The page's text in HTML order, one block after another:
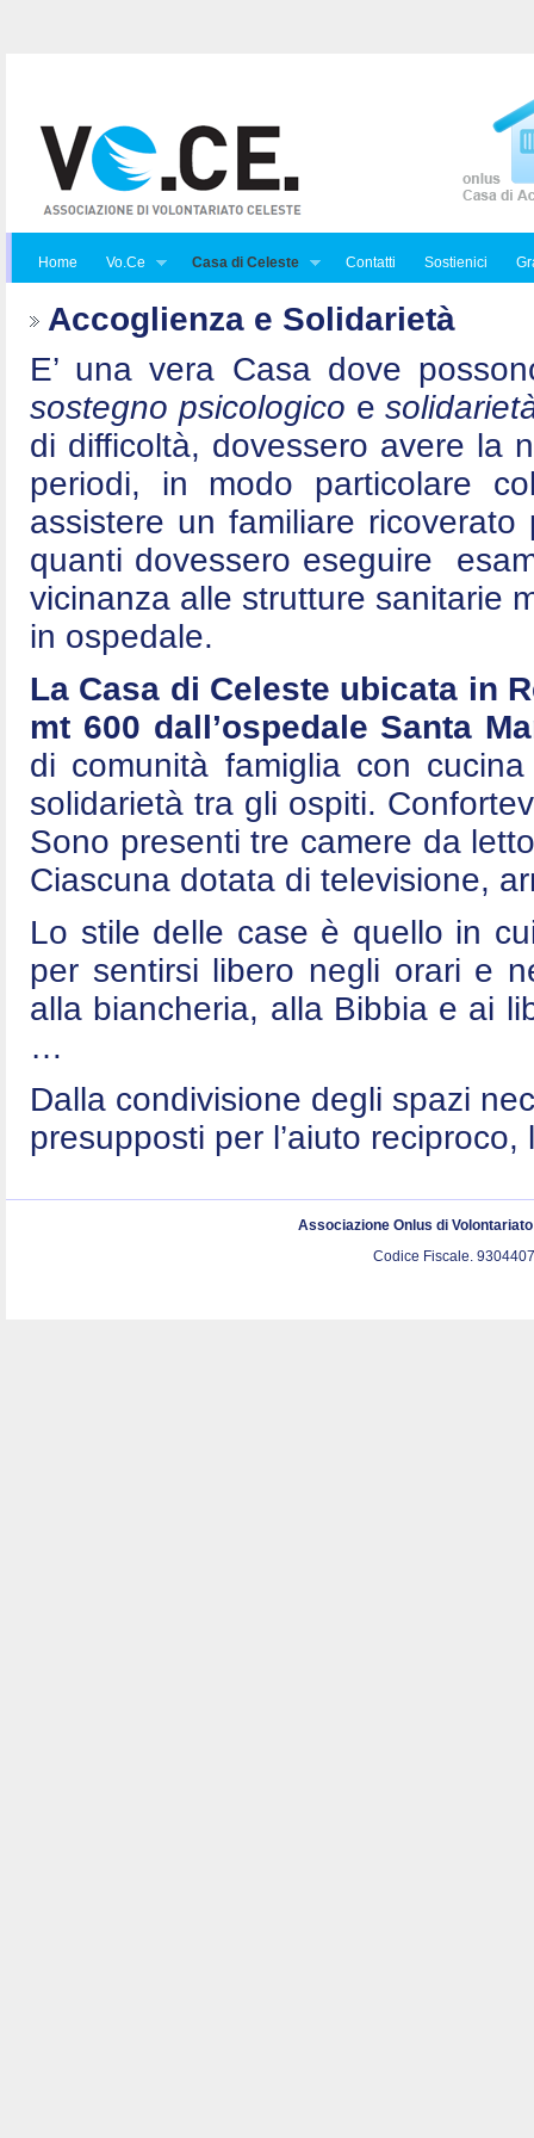
Home Vo.Ce Casa di Celeste Contatti Sostienici
Accoglienza e Solidarietà
E’ una vera Casa dove
sostegno psicologico e
di difficoltà, dovessero avere la
periodi, in modo particolare
assistere un familiare
quanti dovessero eseguire
vicinanza alle strutture sanitarie
in ospedale.
La Casa di Celeste ubicata in
mt 600 dall’ospedale Santa
di comunità famiglia con
solidarietà tra gli ospiti.
Sono presenti tre camere da
Ciascuna dotata di televisione,
Lo stile delle case è quello in
per sentirsi libero negli orari e
alla biancheria, alla Bibbia e ai
…
Dalla condivisione degli spazi
presupposti per l’aiuto
Associazione Onlus di
Codice Fiscale.